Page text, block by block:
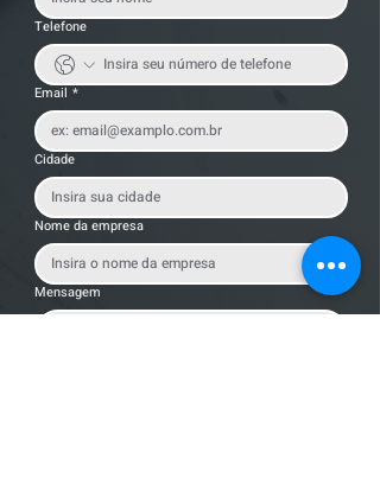
Telefone
Email *
Cidade
Nome da empresa
Mensagem